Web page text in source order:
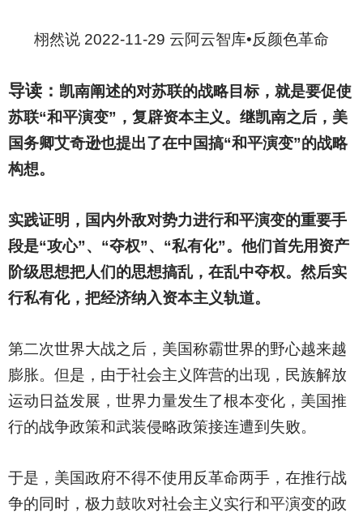
栩然说 2022-11-29 云阿云智库•反颜色革命
导读： 凯南阐述的对苏联的战略目标，就是要促使
苏联“和平演变”，复辟资本主义。继凯南之后，美
国务卿艾奇逊也提出了在中国搞“和平演变”的战略
构想。
实践证明，国内外敌对势力进行和平演变的重要手
段是“攻心”、“夺权”、“私有化”。他们首先用资产
阶级思想把人们的思想搞乱，在乱中夺权。然后实
行私有化，把经济纳入资本主义轨道。
第二次世界大战之后，美国称霸世界的野心越来越
膨胀。但是，由于社会主义阵营的出现，民族解放
运动日益发展，世界力量发生了根本变化，美国推
行的战争政策和武装侵略政策接连遭到失败。
于是，美国政府不得不使用反革命两手，在推行战
争的同时，极力鼓吹对社会主义实行和平演变的政